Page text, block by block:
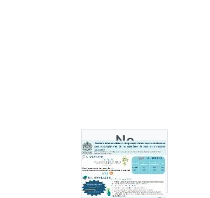
No
Thumbnail
Available